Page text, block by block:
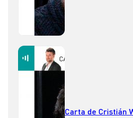
Carta de Cristián